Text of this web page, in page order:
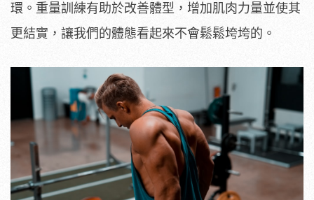
環。重量訓練有助於改善體型，增加肌肉力量並使其
更結實，讓我們的體態看起來不會鬆鬆垮垮的。